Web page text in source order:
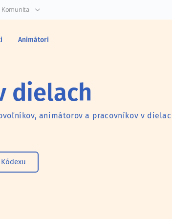
Komunita
Animátori
dielach
animátorov a pracovníkov v